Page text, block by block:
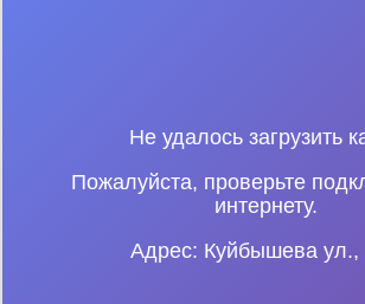
Не удалось загрузить
Пожалуйста, проверьте
интернету.
Адрес: Куйбышева ул.,